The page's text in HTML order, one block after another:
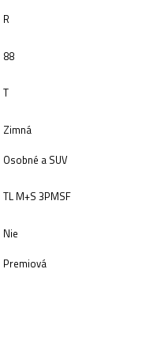
R
88
T
Zimná
Osobné a SUV
TL M+S 3PMSF
Nie
Premiová